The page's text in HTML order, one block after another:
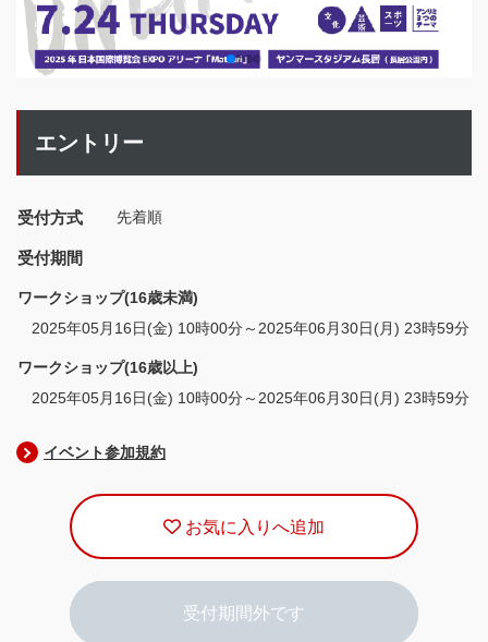
エントリー
受付方式 先着順
受付期間
ワークショップ(16歳未満)
2025年05月16日(金) 10時00分～2025年06月30日(月) 23時59分
ワークショップ(16歳以上)
2025年05月16日(金) 10時00分～2025年06月30日(月) 23時59分
イベント参加規約
お気に入りへ追加
受付期間外です